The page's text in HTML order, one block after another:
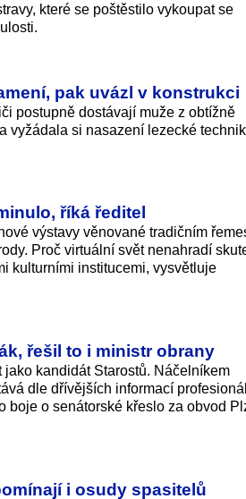
které se poštěstilo vykoupat se
pak uvázl v konstrukci
postupně dostávají muže z obtížně
vyžádala si nasazení lezecké
říká ředitel
výstavy věnované tradičním
Proč virtuální svět nenahradí
kulturními institucemi, vysvětluje
řešil to i ministr obrany
kandidát Starostů. Náčelníkem
dle dřívějších informací
boje o senátorské křeslo za obvod
i osudy spasitelů